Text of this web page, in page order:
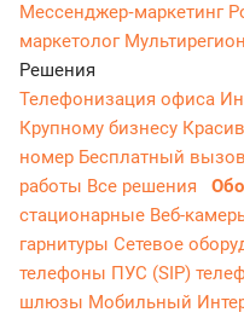
Мессенджер‑маркетинг
маркетолог
Решения
Телефонизация офиса
Крупному бизнесу
номер Бесплатный
работы Все решения
стационарные Веб-
гарнитуры Сетевое
телефоны ПУС (SIP)
шлюзы Мобильный